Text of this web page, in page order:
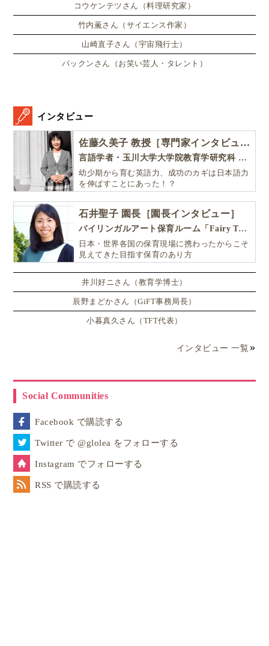
コウケンテツさん（料理研究家）
竹内薫さん（サイエンス作家）
山崎直子さん（宇宙飛行士）
パックンさん（お笑い芸人・タレント）
インタビュー
佐藤久美子 教授［専門家インタビュー］
言語学者・玉川大学大学院教育学研究科 教授・NHK「えいごであそぼ」総合指導
幼少期から育む英語力、成功のカギは日本語力
を伸ばすことにあった！？
石井聖子 園長［園長インタビュー］
バイリンガルアート保育ルーム「Fairy Tale（フェアリーテイル）」
日本・世界各国の保育現場に携わったからこそ
見えてきた目指す保育のあり方
井川好ニさん（教育学博士）
辰野まどかさん（GiFT事務局長）
小暮真久さん（TFT代表）
インタビュー 一覧
Social Communities
Facebook で購読する
Twitter で @glolea をフォローする
Instagram でフォローする
RSS で購読する